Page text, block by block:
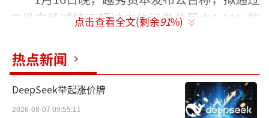
二级市场减持不超过中信证券总股本1.00%的
价计算，这部分股权市值约为41.36亿元。
越秀资本在中信证券上的投资获益显著。
数据显示，2020年至2025年上半年，中信证券
点击查看全文(剩余91%)
热点新闻
DeepSeek举起涨价牌
2026-08-07 09:55:11